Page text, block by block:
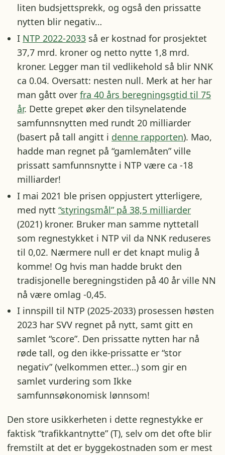
liten budsjettsprekk, og også den prissatte
nytten blir negativ…
I NTP 2022-2033 så er kostnad for prosjektet
37,7 mrd. kroner og netto nytte 1,8 mrd.
kroner. Legger man til vedlikehold så blir NNK
ca 0.04. Oversatt: nesten null. Merk at her har
man gått over fra 40 års beregningsgtid til 75
år. Dette grepet øker den tilsynelatende
samfunnsnytten med rundt 20 milliarder
(basert på tall angitt i denne rapporten). Mao,
hadde man regnet på “gamlemåten” ville
prissatt samfunnsnytte i NTP være ca -18
milliarder!
I mai 2021 ble prisen oppjustert ytterligere,
med nytt “styringsmål” på 38,5 milliarder
(2021) kroner. Bruker man samme nyttetall
som regnestykket i NTP vil da NNK reduseres
til 0,02. Nærmere null er det knapt mulig å
komme! Og hvis man hadde brukt den
tradisjonelle beregningstiden på 40 år ville NN
nå være omlag -0,45.
I innspill til NTP (2025-2033) prosessen høsten
2023 har SVV regnet på nytt, samt gitt en
samlet “score”. Den prissatte nytten har nå
røde tall, og den ikke-prissatte er “stor
negativ” (velkommen etter…) som gir en
samlet vurdering som Ikke
samfunnsøkonomisk lønnsom!
Den store usikkerheten i dette regnestykke er
faktisk “trafikkantnytte” (T), selv om det ofte blir
fremstilt at det er byggekostnaden som er mest